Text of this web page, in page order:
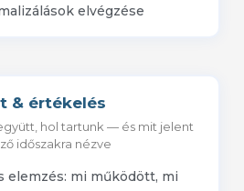
elvégzése
& értékelés
hol tartunk — és mit jelent
időszakra nézve
elemzés: mi működött, mi